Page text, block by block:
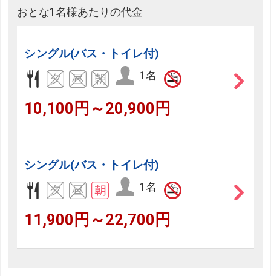
おとな1名様あたりの代金
シングル(バス・トイレ付)
1名
10,100円～20,900円
シングル(バス・トイレ付)
1名
11,900円～22,700円